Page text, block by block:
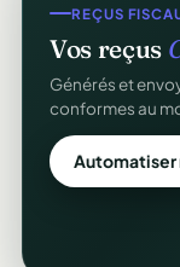
REÇUS
Vos reçus
Générés et
conformes au
Automatiser